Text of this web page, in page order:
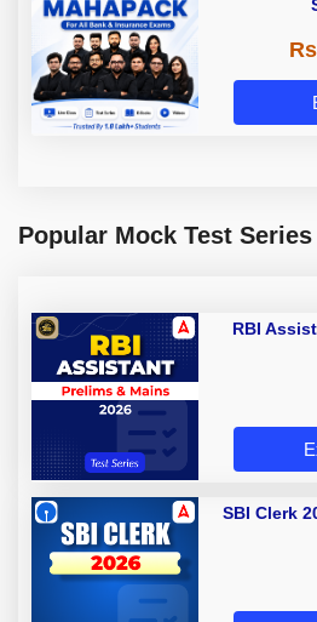
Popular Mock Test Series
RBI
SBI Clerk